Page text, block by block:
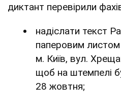
диктант перевірили
надіслати текст
паперовим
м. Київ, вул.
щоб на штемпелі
28 жовтня;